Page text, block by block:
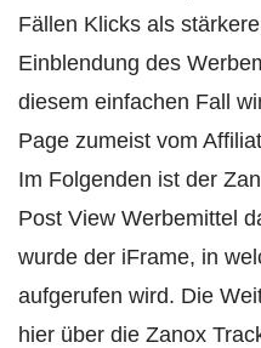
Fällen Klicks als
Einblendung des
diesem einfachen Fall
Page zumeist vom
Im Folgenden ist der
Post View Werbemittel
wurde der iFrame, in
aufgerufen wird. Die
hier über die Zanox